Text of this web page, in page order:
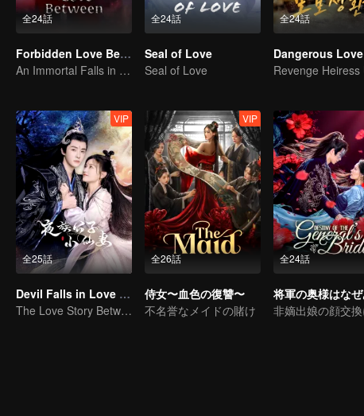
全24話
Forbidden Love Between
An Immortal Falls in Love With a Witch
全24話
Seal of Love
Seal of Love
全24話
Dangerous Love
全25話
VIP
Devil Falls in Love with Fairy
The Love Story Between a Lively Fairy and a Cold-faced Devil
全26話
VIP
侍女〜血色の復讐〜
不名誉なメイドの賭け
全24話